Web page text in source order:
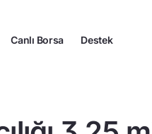
Canlı Borsa Destek